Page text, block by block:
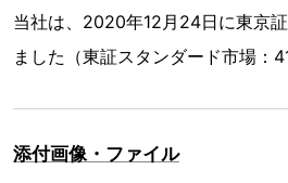
当社は、2020年12月24日に東京
ました（東証スタンダード市場：
添付画像・ファイル